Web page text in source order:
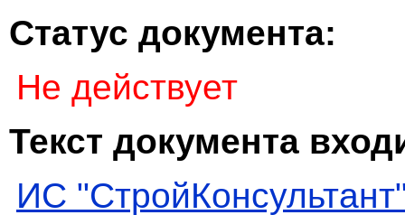
Статус документа:
Не действует
Текст документа
ИС